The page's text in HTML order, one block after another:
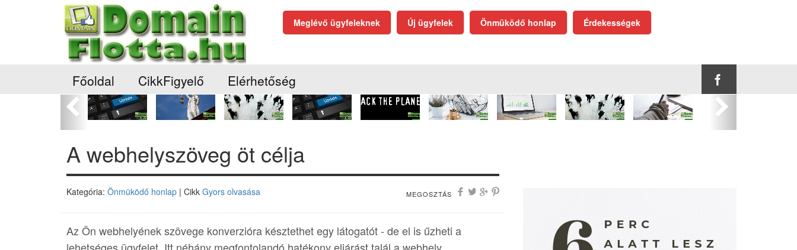
Meglévő ügyfeleknek Új ügyfelek Önmüködő honlap Érdekességek
Főoldal CikkFigyelő Elérhetőség
Előző Következő
A webhelyszöveg öt célja
Kategória: Önmüködő honlap | Cikk Gyors olvasása MEGOSZTÁS
Az Ön webhelyének szövege konverzióra késztethet egy látogatót - de el is űzheti a